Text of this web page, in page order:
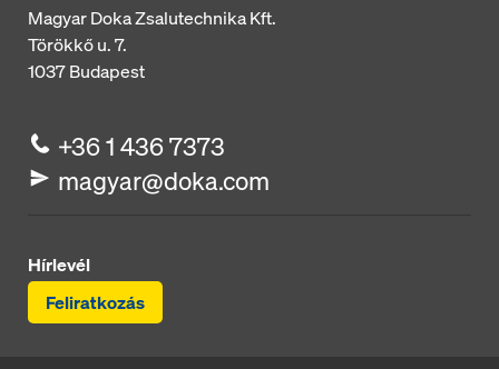
Magyar Doka Zsalutechnika Kft.
Törökkő u. 7.
1037Budapest
+36 1 436 7373
magyar@doka.com
Hírlevél
Feliratkozás